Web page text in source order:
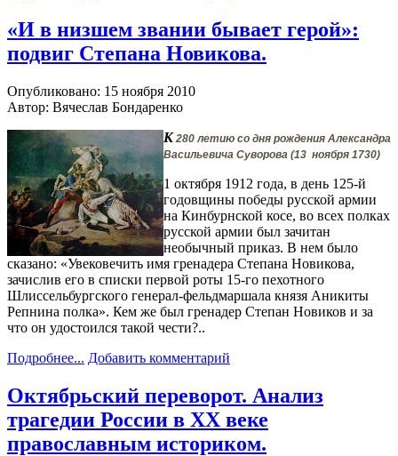
«И в низшем звании бывает герой»:
подвиг Степана Новикова.
Опубликовано: 15 ноября 2010
Автор: Вячеслав Бондаренко
К 280 летию со дня рождения Александра
Васильевича Суворова (13 ноября 1730)
1 октября 1912 года, в день 125-й
годовщины победы русской армии
на Кинбурнской косе, во всех полках
русской армии был зачитан
необычный приказ. В нем было
сказано: «Увековечить имя гренадера Степана Новикова,
зачислив его в списки первой роты 15-го пехотного
Шлиссельбургского генерал-фельдмаршала князя Аникиты
Репнина полка». Кем же был гренадер Степан Новиков и за
что он удостоился такой чести?..
Подробнее... Добавить комментарий
Октябрьский переворот. Анализ
трагедии России в XX веке
православным историком.